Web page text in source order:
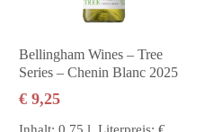
In den Warenkorb
Bellingham Wines – Tree
Series – Chenin Blanc 2025
€ 9,25
Inhalt: 0.75 l, Literpreis: €